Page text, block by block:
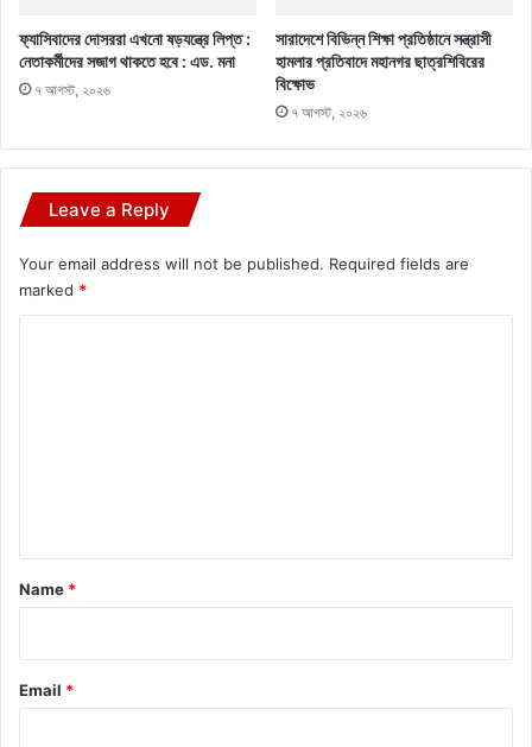
ফ্যাসিবাদের দোসররা এখনো ষড়যন্ত্রে লিপ্ত :
নেতাকর্মীদের সজাগ থাকতে হবে : এড. মনা
৭ আগস্ট, ২০২৬
সারাদেশে বিভিন্ন শিক্ষা প্রতিষ্ঠানে সন্ত্রাসী
হামলার প্রতিবাদে মহানগর ছাত্রশিবিরের
বিক্ষোভ
৭ আগস্ট, ২০২৬
Leave a Reply
Your email address will not be published. Required fields are
marked *
*
Name *
Email *